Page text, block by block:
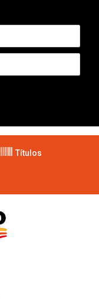
Títulos